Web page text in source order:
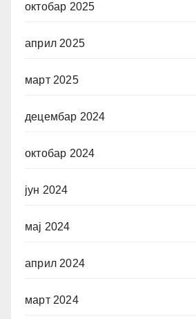
октобар 2025
април 2025
март 2025
децембар 2024
октобар 2024
јун 2024
мај 2024
април 2024
март 2024